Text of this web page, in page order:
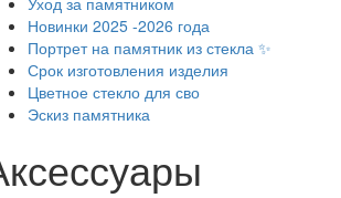
Новинки 2025 -2026 года
Портрет на памятник из стекла ✨
Срок изготовления изделия
Цветное стекло для сво
Эскиз памятника